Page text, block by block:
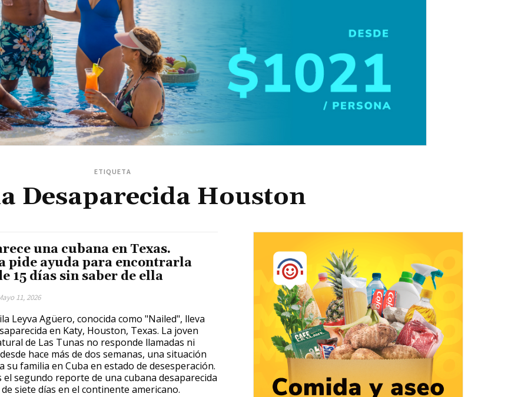
ETIQUETA
Desaparecida Houston
una cubana en Texas.
pide ayuda para encontrarla
15 días sin saber de ella
11, 2026
Leyva Agüero, conocida como "Nailed", lleva
en Katy, Houston, Texas. La joven
de Las Tunas no responde llamadas ni
hace más de dos semanas, una situación
su familia en Cuba en estado de desesperación.
el segundo reporte de una cubana desaparecida
siete días en el continente americano.